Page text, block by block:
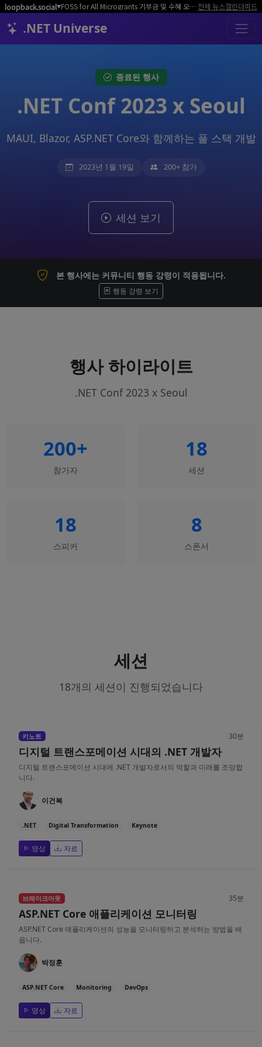
loopback.social▼ FOSS for All Microgrants 기부금 및 수혜 오픈소스 프로젝트/커뮤니티 모집 전체 뉴스캘린더피드
.NET Universe
종료된 행사
.NET Conf 2023 x Seoul
MAUI, Blazor, ASP.NET Core와 함께하는 풀 스택 개발
2023년 1월 19일 200+ 참가
세션 보기
본 행사에는 커뮤니티 행동 강령이 적용됩니다.
행동 강령 보기
행사 하이라이트
.NET Conf 2023 x Seoul
200+
참가자
18
세션
18
스피커
8
스폰서
세션
18개의 세션이 진행되었습니다
키노트 30분
디지털 트랜스포메이션 시대의 .NET 개발자
디지털 트랜스포메이션 시대에 .NET 개발자로서의 역할과 미래를 조망합
니다.
이건복
.NET Digital Transformation Keynote
영상 자료
브레이크아웃 35분
ASP.NET Core 애플리케이션 모니터링
ASP.NET Core 애플리케이션의 성능을 모니터링하고 분석하는 방법을 배
웁니다.
박정훈
ASP.NET Core Monitoring DevOps
영상 자료